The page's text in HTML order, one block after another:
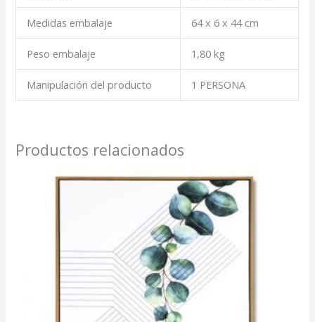
Medidas embalaje 64 x 6 x 44 cm
Peso embalaje 1,80 kg
Manipulación del producto 1 PERSONA
Productos relacionados